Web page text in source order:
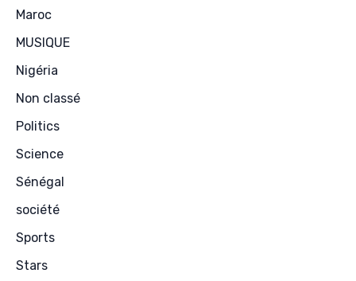
Maroc
MUSIQUE
Nigéria
Non classé
Politics
Science
Sénégal
société
Sports
Stars